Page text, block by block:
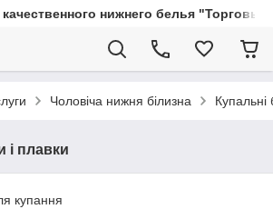
качественного нижнего белья
Чоловіча нижня білизна Купальні
і плавки
купання